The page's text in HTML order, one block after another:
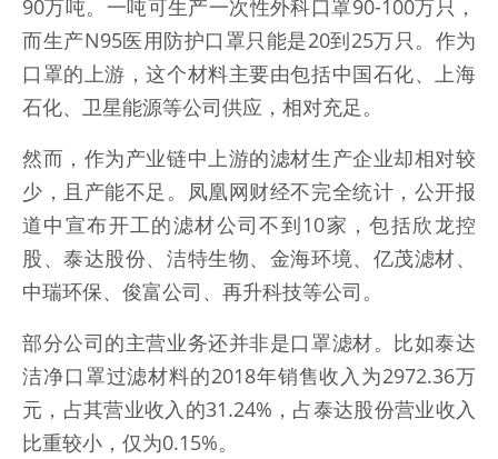
90万吨。一吨可生产一次性外科口罩90-100万只，
而生产N95医用防护口罩只能是20到25万只。作为
口罩的上游，这个材料主要由包括中国石化、上海
石化、卫星能源等公司供应，相对充足。
然而，作为产业链中上游的滤材生产企业却相对较
少，且产能不足。凤凰网财经不完全统计，公开报
道中宣布开工的滤材公司不到10家，包括欣龙控
股、泰达股份、洁特生物、金海环境、亿茂滤材、
中瑞环保、俊富公司、再升科技等公司。
部分公司的主营业务还并非是口罩滤材。比如泰达
洁净口罩过滤材料的2018年销售收入为2972.36万
元，占其营业收入的31.24%，占泰达股份营业收入
比重较小，仅为0.15%。